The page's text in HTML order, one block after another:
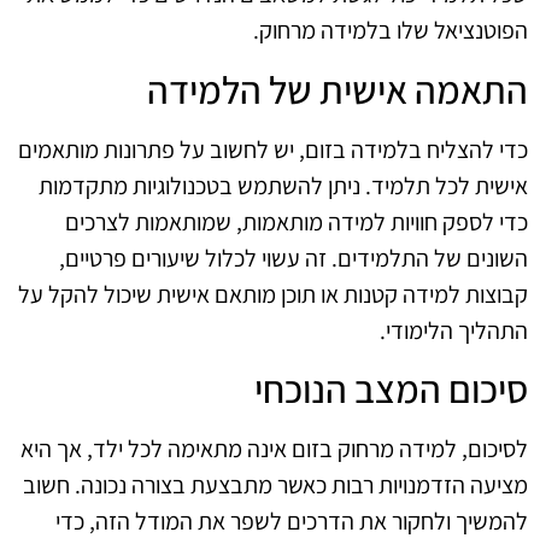
הפוטנציאל שלו בלמידה מרחוק.
התאמה אישית של הלמידה
כדי להצליח בלמידה בזום, יש לחשוב על פתרונות מותאמים
אישית לכל תלמיד. ניתן להשתמש בטכנולוגיות מתקדמות
כדי לספק חוויות למידה מותאמות, שמותאמות לצרכים
השונים של התלמידים. זה עשוי לכלול שיעורים פרטיים,
קבוצות למידה קטנות או תוכן מותאם אישית שיכול להקל על
התהליך הלימודי.
סיכום המצב הנוכחי
לסיכום, למידה מרחוק בזום אינה מתאימה לכל ילד, אך היא
מציעה הזדמנויות רבות כאשר מתבצעת בצורה נכונה. חשוב
להמשיך ולחקור את הדרכים לשפר את המודל הזה, כדי